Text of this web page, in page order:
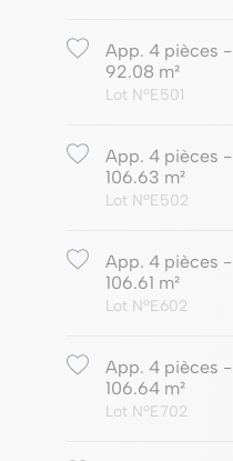
App. 4 pièces -
92.08 m²
Lot NºE501
App. 4 pièces -
106.63 m²
Lot NºE502
App. 4 pièces -
106.61 m²
Lot NºE602
App. 4 pièces -
106.64 m²
Lot NºE702